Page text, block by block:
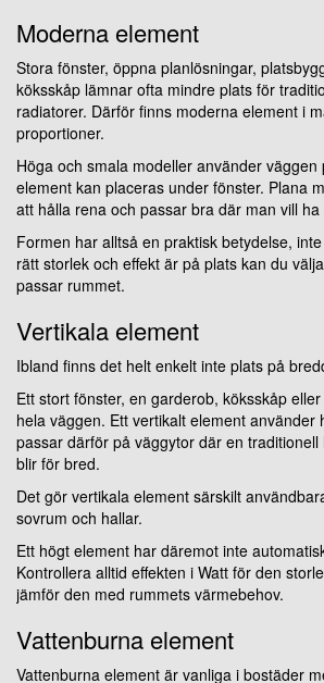
Moderna element
Stora fönster, öppna planlösningar,
köksskåp lämnar ofta mindre plats för
radiatorer. Därför finns moderna element i
proportioner.
Höga och smala modeller använder
element kan placeras under fönster. Plana
att hålla rena och passar bra där man vill
Formen har alltså en praktisk betydelse,
rätt storlek och effekt är på plats kan du
passar rummet.
Vertikala element
Ibland finns det helt enkelt inte plats på
Ett stort fönster, en garderob, köksskåp
hela väggen. Ett vertikalt element använder
passar därför på väggytor där en
blir för bred.
Det gör vertikala element särskilt
sovrum och hallar.
Ett högt element har däremot inte
Kontrollera alltid effekten i Watt för den
jämför den med rummets värmebehov.
Vattenburna element
Vattenburna element är vanliga i bostäder